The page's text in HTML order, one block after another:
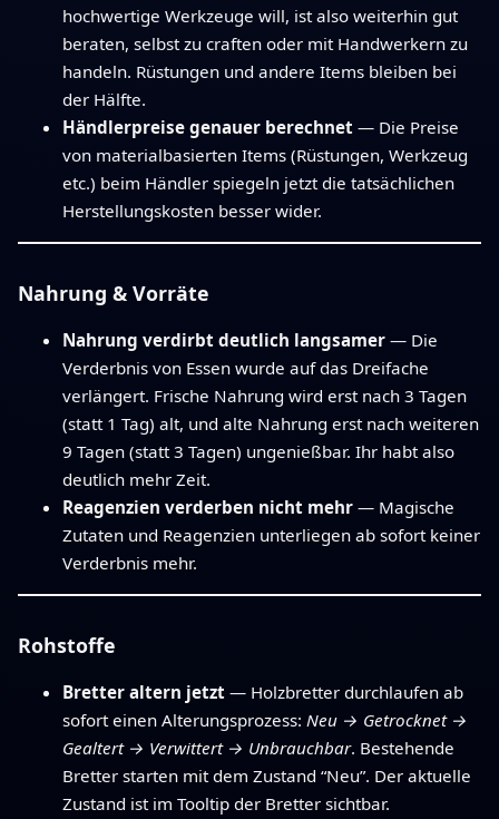
hochwertige Werkzeuge will, ist also weiterhin gut
beraten, selbst zu craften oder mit Handwerkern zu
handeln. Rüstungen und andere Items bleiben bei
der Hälfte.
Händlerpreise genauer berechnet — Die Preise
von materialbasierten Items (Rüstungen, Werkzeug
etc.) beim Händler spiegeln jetzt die tatsächlichen
Herstellungskosten besser wider.
Nahrung & Vorräte
Nahrung verdirbt deutlich langsamer — Die
Verderbnis von Essen wurde auf das Dreifache
verlängert. Frische Nahrung wird erst nach 3 Tagen
(statt 1 Tag) alt, und alte Nahrung erst nach weiteren
9 Tagen (statt 3 Tagen) ungenießbar. Ihr habt also
deutlich mehr Zeit.
Reagenzien verderben nicht mehr — Magische
Zutaten und Reagenzien unterliegen ab sofort keiner
Verderbnis mehr.
Rohstoffe
Bretter altern jetzt — Holzbretter durchlaufen ab
sofort einen Alterungsprozess: Neu → Getrocknet →
Gealtert → Verwittert → Unbrauchbar. Bestehende
Bretter starten mit dem Zustand “Neu”. Der aktuelle
Zustand ist im Tooltip der Bretter sichtbar.